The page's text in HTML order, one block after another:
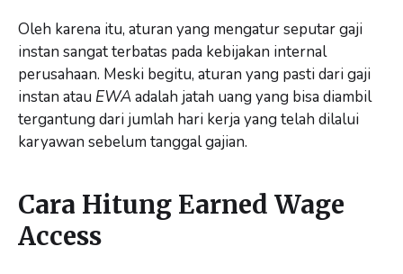
Oleh karena itu, aturan yang mengatur seputar gaji
instan sangat terbatas pada kebijakan internal
perusahaan. Meski begitu, aturan yang pasti dari gaji
instan atau EWAadalah jatah uang yang bisa diambil
tergantung dari jumlah hari kerja yang telah dilalui
karyawan sebelum tanggal gajian.
Cara Hitung Earned Wage
Access